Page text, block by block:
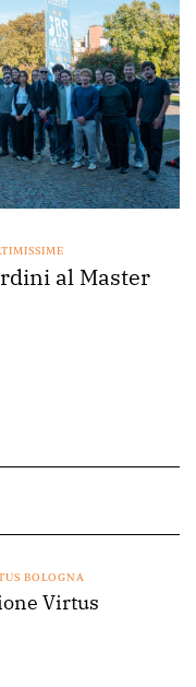
al Master
BOLOGNA
Virtus